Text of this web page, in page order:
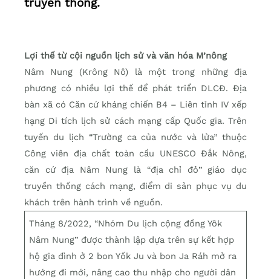
truyền thống.
Lợi thế từ cội nguồn lịch sử và văn hóa M’nông
Nâm Nung (Krông Nô) là một trong những địa
phương có nhiều lợi thế để phát triển DLCĐ. Địa
bàn xã có Căn cứ kháng chiến B4 – Liên tỉnh IV xếp
hạng Di tích lịch sử cách mạng cấp Quốc gia. Trên
tuyến du lịch “Trường ca của nước và lửa” thuộc
Công viên địa chất toàn cầu UNESCO Đắk Nông,
căn cứ địa Nâm Nung là “địa chỉ đỏ” giáo dục
truyền thống cách mạng, điểm di sản phục vụ du
khách trên hành trình về nguồn.
Tháng 8/2022, “Nhóm Du lịch cộng đồng Yôk
Nâm Nung” được thành lập dựa trên sự kết hợp
hộ gia đình ở 2 bon Yốk Ju và bon Ja Ráh mở ra
hướng đi mới, nâng cao thu nhập cho người dân